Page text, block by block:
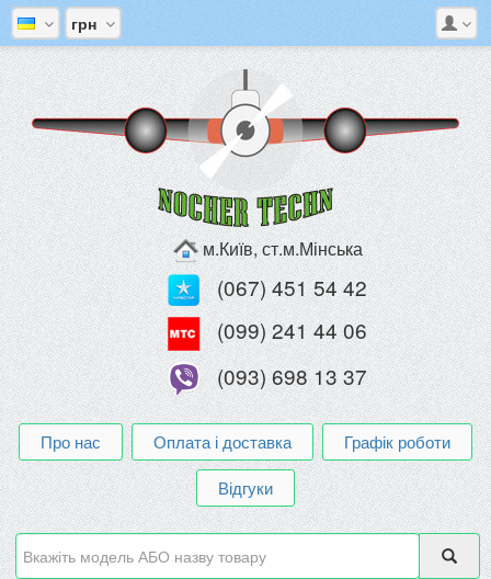
грн
м.Київ, ст.м.Мінська
(067) 451 54 42
(099) 241 44 06
(093) 698 13 37
Про нас Оплата і доставка
Графік роботи
Відгуки